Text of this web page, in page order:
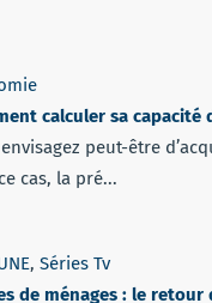
calculer sa capacité
peut-être
cas, la pré...
, Séries Tv
de ménages : le retour